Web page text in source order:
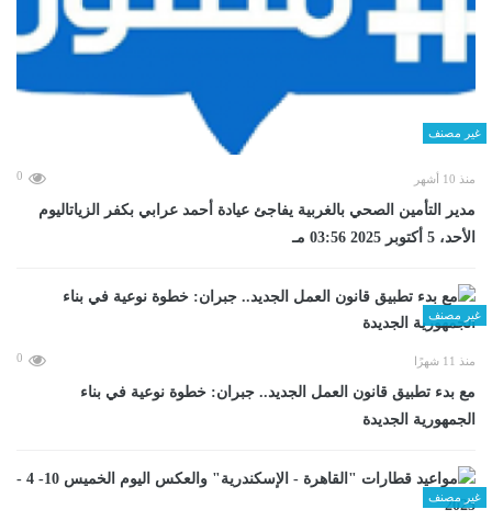
غير مصنف
منذ 10 أشهر 0
مدير التأمين الصحي بالغربية يفاجئ عيادة أحمد عرابي بكفر الزياتاليوم
الأحد، 5 أكتوبر 2025 03:56 مـ
غير مصنف
منذ 11 شهرًا 0
مع بدء تطبيق قانون العمل الجديد.. جبران: خطوة نوعية في بناء
الجمهورية الجديدة
غير مصنف